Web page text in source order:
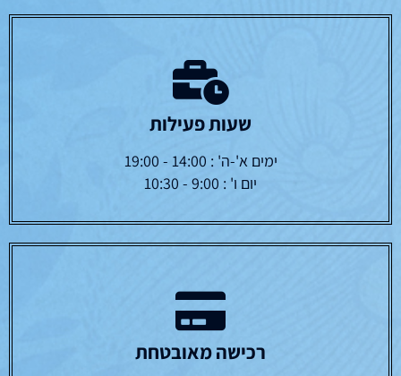
שעות פעילות
ימים א'-ה' : 14:00 - 19:00
יום ו' : 9:00 - 10:30
רכישה מאובטחת